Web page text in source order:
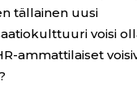
tällainen uusi
voisi
ammattilaiset